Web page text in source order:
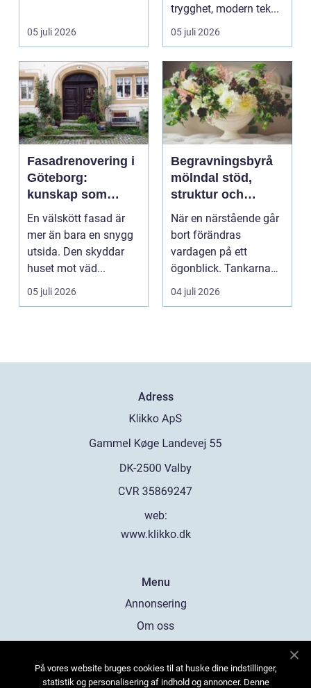
...
05 juli 2026
trygghet, modern tek...
05 juli 2026
Fasadrenovering i
Göteborg:
kunskap som
lönar sig på lång
En välskött fasad är
mer än bara en snygg
utsida. Den skyddar
huset mot väd...
05 juli 2026
Begravningsbyrå
mölndal stöd,
struktur och
omsorg när livet
förändras
När en närstående går
bort förändras
vardagen på ett
ögonblick. Tankarna
snurrar, känslorna
pendlar ...
04 juli 2026
Adress
web:
www.klikko.dk
Menu
Annonsering
Om oss
Kontakta oss
På vores website bruges cookies til at huske dine indstillinger,
statistik og personalisering af indhold og annoncer. Denne